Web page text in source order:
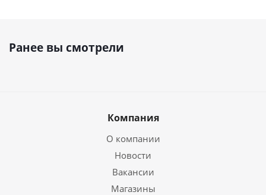
Ранее вы смотрели
Компания
О компании
Новости
Вакансии
Магазины